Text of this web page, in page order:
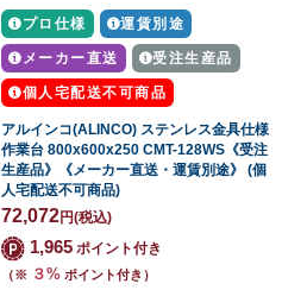
プロ仕様 運賃別途
メーカー直送 受注生産品
個人宅配送不可商品
アルインコ(ALINCO) ステンレス金具仕様
作業台 800x600x250 CMT-128WS《受注
生産品》《メーカー直送・運賃別途》 (個
人宅配送不可商品)
72,072円(税込)
1,965 ポイント付き
（※ ３% ポイント付き）